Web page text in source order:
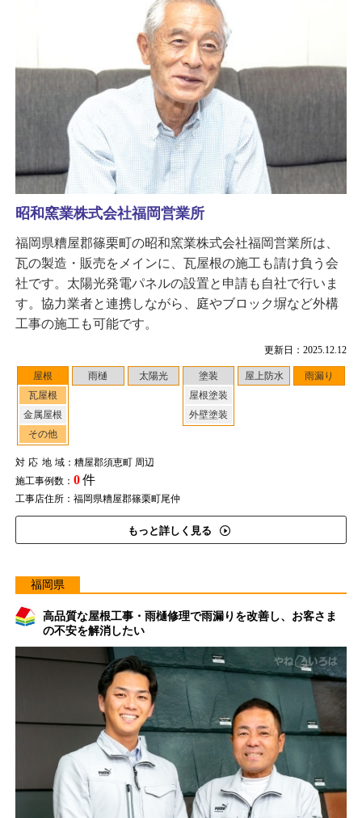
更新日：2025.12.12
屋根
瓦屋根
金属屋根
その他
雨樋 太陽光
塗装
屋根塗装
外壁塗装
屋上防水 雨漏り
対応地域：糟屋郡須恵町 周辺
施工事例数： 0件
工事店住所：福岡県糟屋郡篠栗町尾仲
もっと詳しく見る
昭和窯業株式会社福岡営業所
福岡県糟屋郡篠栗町の昭和窯業株式会社福岡営業所は、
瓦の製造・販売をメインに、瓦屋根の施工も請け負う会
社です。太陽光発電パネルの設置と申請も自社で行いま
す。協力業者と連携しながら、庭やブロック塀など外構
工事の施工も可能です。
福岡県
高品質な屋根工事・雨樋修理で雨漏りを改善し、お客さま
の不安を解消したい